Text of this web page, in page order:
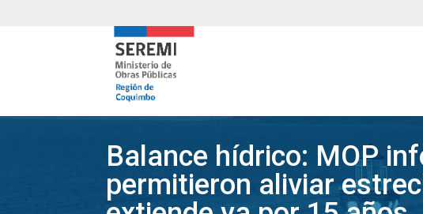
Balance hídrico: MOP
permitieron aliviar